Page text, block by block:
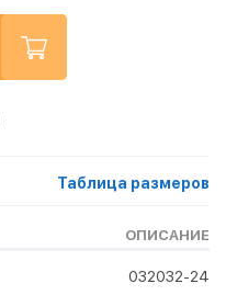
Таблица размеров
ОПИСАНИЕ
032032-24